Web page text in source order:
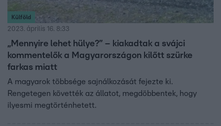
Külföld
2023. április 16. 8:33
„Mennyire lehet hülye?” – kiakadtak a svájci
kommentelők a Magyarországon kilőtt szürke
farkas miatt
A magyarok többsége sajnálkozását fejezte ki.
Rengetegen követték az állatot, megdöbbentek, hogy
ilyesmi megtörténhetett.